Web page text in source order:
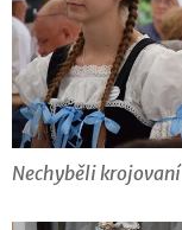
Nechyběli krojovaní